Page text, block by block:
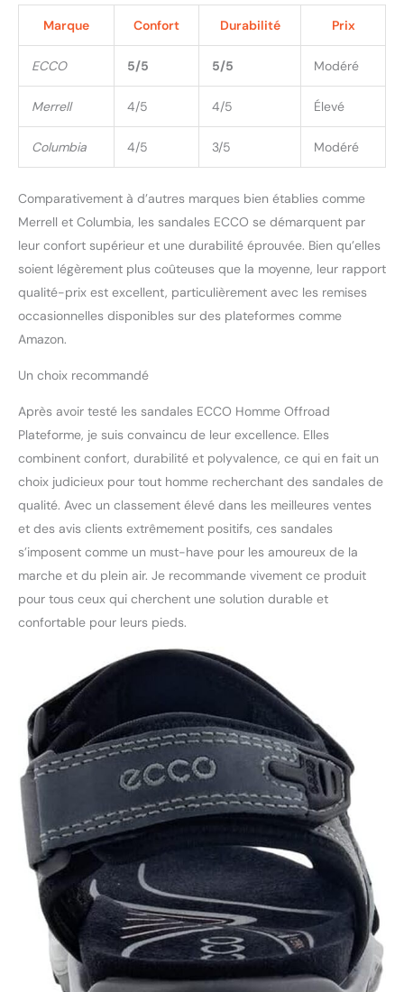
Marque Confort Durabilité Prix
ECCO 5/5 5/5 Modéré
Merrell 4/5 4/5 Élevé
Columbia 4/5 3/5 Modéré
Comparativement à d’autres marques bien établies comme
Merrell et Columbia, les sandales ECCO se démarquent par
leur confort supérieur et une durabilité éprouvée. Bien qu’elles
soient légèrement plus coûteuses que la moyenne, leur rapport
qualité-prix est excellent, particulièrement avec les remises
occasionnelles disponibles sur des plateformes comme
Amazon.
Un choix recommandé
Après avoir testé les sandales ECCO Homme Offroad
Plateforme, je suis convaincu de leur excellence. Elles
combinent confort, durabilité et polyvalence, ce qui en fait un
choix judicieux pour tout homme recherchant des sandales de
qualité. Avec un classement élevé dans les meilleures ventes
et des avis clients extrêmement positifs, ces sandales
s’imposent comme un must-have pour les amoureux de la
marche et du plein air. Je recommande vivement ce produit
pour tous ceux qui cherchent une solution durable et
confortable pour leurs pieds.